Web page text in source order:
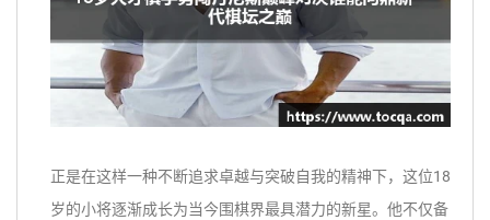
正是在这样一种不断追求卓越与突破自我的精神下，这位18
岁的小将逐渐成长为当今围棋界最具潜力的新星。他不仅备